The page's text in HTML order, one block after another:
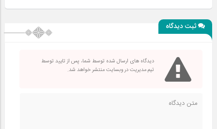
ثبت دیدگاه
دیدگاه های ارسال شده توسط شما، پس از تایید توسط
تیم مدیریت در وبسایت منتشر خواهد شد.